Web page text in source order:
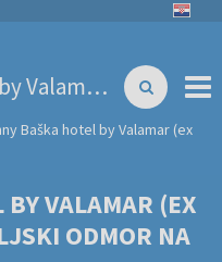
Sunny Baška hotel by Valamar (ex Corinthia) - Obiteljski odmor na Krku
Baška hotel by Valamar (ex
VALAMAR (EX
ODMOR NA